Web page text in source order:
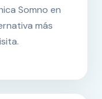
Somno en
más